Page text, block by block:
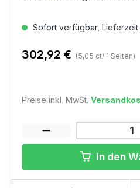
Sofort verfügbar,
302,92 € (5,05 ct/ 1 Seiten)
Preise inkl. MwSt.
In den